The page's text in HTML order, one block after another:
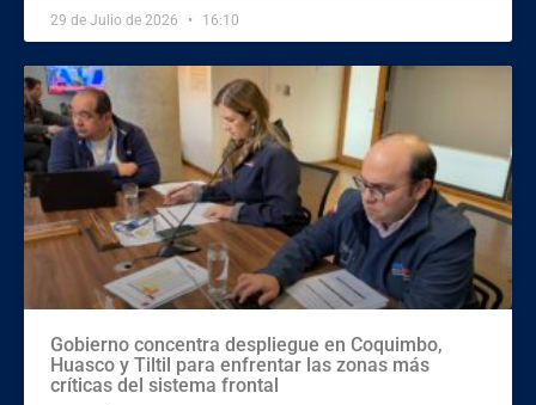
29 de Julio de 2026 16:10
Gobierno concentra despliegue en Coquimbo,
Huasco y Tiltil para enfrentar las zonas más
críticas del sistema frontal